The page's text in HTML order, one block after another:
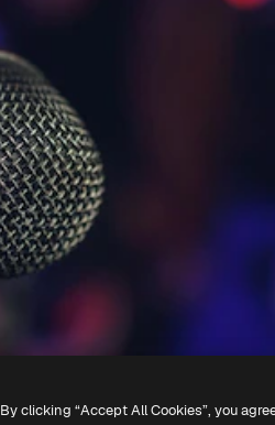
By clicking “Accept All Cookies”, you